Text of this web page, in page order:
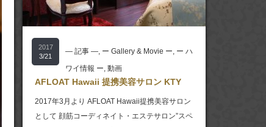
2017
3/21
― 記事 ―, ー Gallery & Movie ー, ー ハ
ワイ情報 ー, 動画
AFLOAT Hawaii 提携美容サロン KTY
2017年3月より AFLOAT Hawaii提携美容サロン
として 顔筋コーディネイト・エステサロン”スペ